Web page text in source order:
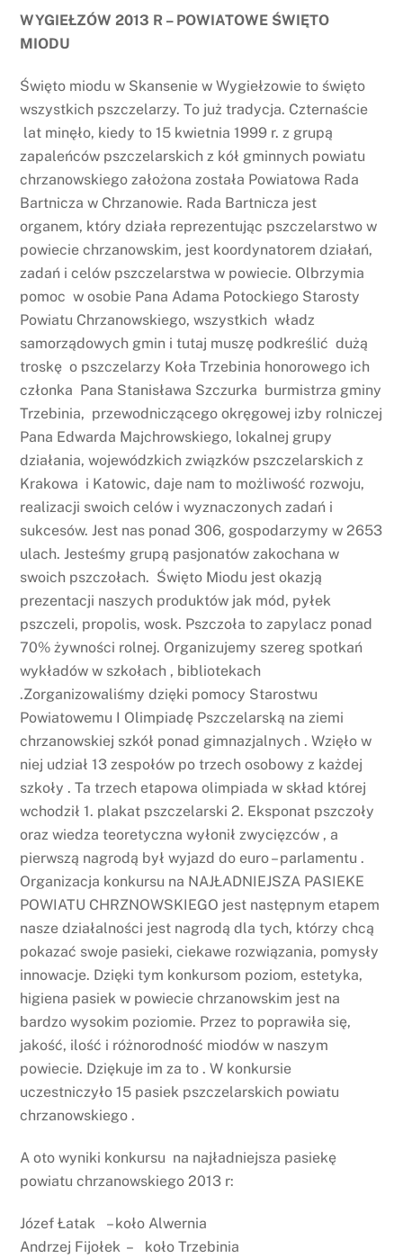
WYGIEŁZÓW 2013 R – POWIATOWE ŚWIĘTO
MIODU
Święto miodu w Skansenie w Wygiełzowie to święto
wszystkich pszczelarzy. To już tradycja. Czternaście
lat minęło, kiedy to 15 kwietnia 1999 r. z grupą
zapaleńców pszczelarskich z kół gminnych powiatu
chrzanowskiego założona została Powiatowa Rada
Bartnicza w Chrzanowie. Rada Bartnicza jest
organem, który działa reprezentując pszczelarstwo w
powiecie chrzanowskim, jest koordynatorem działań,
zadań i celów pszczelarstwa w powiecie. Olbrzymia
pomoc w osobie Pana Adama Potockiego Starosty
Powiatu Chrzanowskiego, wszystkich władz
samorządowych gmin i tutaj muszę podkreślić dużą
troskę o pszczelarzy Koła Trzebinia honorowego ich
członka Pana Stanisława Szczurka burmistrza gminy
Trzebinia, przewodniczącego okręgowej izby rolniczej
Pana Edwarda Majchrowskiego, lokalnej grupy
działania, wojewódzkich związków pszczelarskich z
Krakowa i Katowic, daje nam to możliwość rozwoju,
realizacji swoich celów i wyznaczonych zadań i
sukcesów. Jest nas ponad 306, gospodarzymy w 2653
ulach. Jesteśmy grupą pasjonatów zakochana w
swoich pszczołach. Święto Miodu jest okazją
prezentacji naszych produktów jak mód, pyłek
pszczeli, propolis, wosk. Pszczoła to zapylacz ponad
70% żywności rolnej. Organizujemy szereg spotkań
wykładów w szkołach , bibliotekach
.Zorganizowaliśmy dzięki pomocy Starostwu
Powiatowemu I Olimpiadę Pszczelarską na ziemi
chrzanowskiej szkół ponad gimnazjalnych . Wzięło w
niej udział 13 zespołów po trzech osobowy z każdej
szkoły . Ta trzech etapowa olimpiada w skład której
wchodził 1. plakat pszczelarski 2. Eksponat pszczoły
oraz wiedza teoretyczna wyłonił zwycięzców , a
pierwszą nagrodą był wyjazd do euro – parlamentu .
Organizacja konkursu na NAJŁADNIEJSZA PASIEKE
POWIATU CHRZNOWSKIEGO jest następnym etapem
nasze działalności jest nagrodą dla tych, którzy chcą
pokazać swoje pasieki, ciekawe rozwiązania, pomysły
innowacje. Dzięki tym konkursom poziom, estetyka,
higiena pasiek w powiecie chrzanowskim jest na
bardzo wysokim poziomie. Przez to poprawiła się,
jakość, ilość i różnorodność miodów w naszym
powiecie. Dziękuje im za to . W konkursie
uczestniczyło 15 pasiek pszczelarskich powiatu
chrzanowskiego .
A oto wyniki konkursu na najładniejsza pasiekę
powiatu chrzanowskiego 2013 r:
Józef Łatak – koło Alwernia
Andrzej Fijołek – koło Trzebinia